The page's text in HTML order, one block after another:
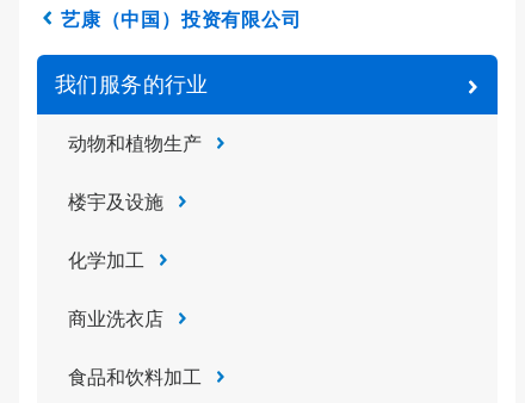
艺康（中国）投资有限公司
我们服务的行业
动物和植物生产
楼宇及设施
化学加工
商业洗衣店
食品和饮料加工